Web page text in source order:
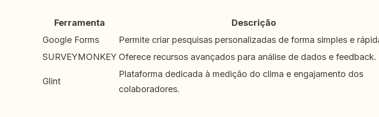
Ferramenta
Descrição
Google Forms
Permite criar pesquisas personalizadas de forma simples e
SURVEYMONKEY Oferece recursos avançados para análise de dados e feedback.
Glint
Plataforma dedicada à medição do clima e engajamento dos
colaboradores.